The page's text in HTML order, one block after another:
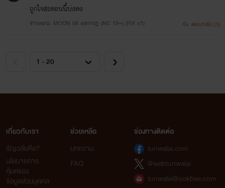
ถูกใจฮะตอนนี้บ่งตง
จากตอน: MOON 06 แหกกฎ (NC 18+) (FIX x1) ตอบกลับ (1)
เกี่ยวกับเรา
ธัญวลัยคือ?
นโยบายการ
คุ้มครอง
ข้อมูลส่วนบุคคล
ช่วยเหลือ
บทความ
FAQ
ช่องทางติดต่อ
tunwalai.com
@webtunwalai
tunwalai@ookbee.com